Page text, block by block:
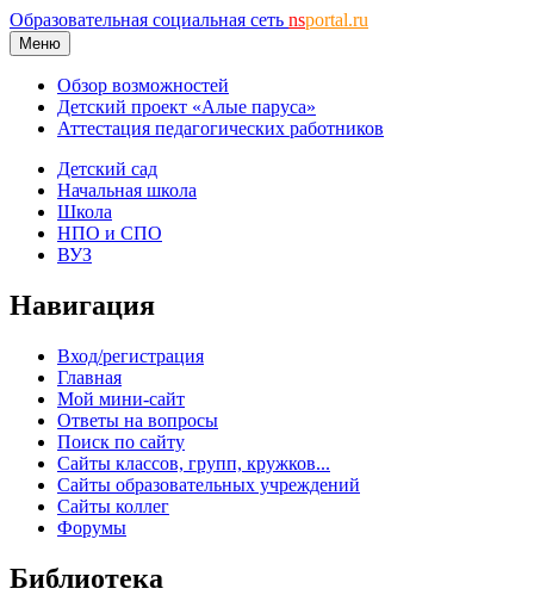
Образовательная социальная сеть nsportal.ru
Меню
Обзор возможностей
Детский проект «Алые паруса»
Аттестация педагогических работников
Детский сад
Начальная школа
Школа
НПО и СПО
ВУЗ
Навигация
Вход/регистрация
Главная
Мой мини-сайт
Ответы на вопросы
Поиск по сайту
Сайты классов, групп, кружков...
Сайты образовательных учреждений
Сайты коллег
Форумы
Библиотека